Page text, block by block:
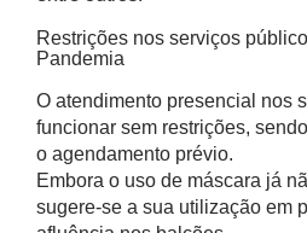
Restrições nos serviços
Pandemia
O atendimento presencial nos
funcionar sem restrições,
o agendamento prévio.
Embora o uso de máscara já
sugere-se a sua utilização em